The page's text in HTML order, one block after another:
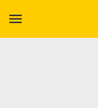
menu